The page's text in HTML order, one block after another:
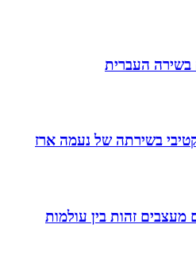
בשירה העברית
בשירתה של נעמה ארז
מעצבים זהות בין עולמות